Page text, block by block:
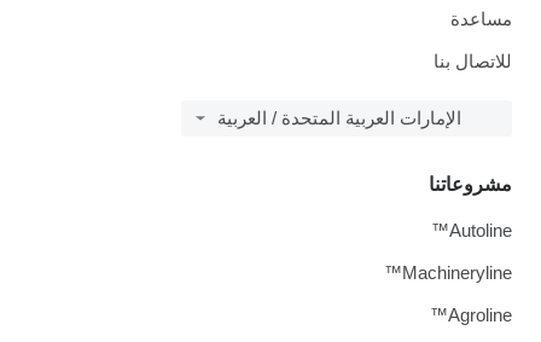
مساعدة
للاتصال بنا
الإمارات العربية المتحدة / العربية
مشروعاتنا
Autoline™
Machineryline™
Agroline™